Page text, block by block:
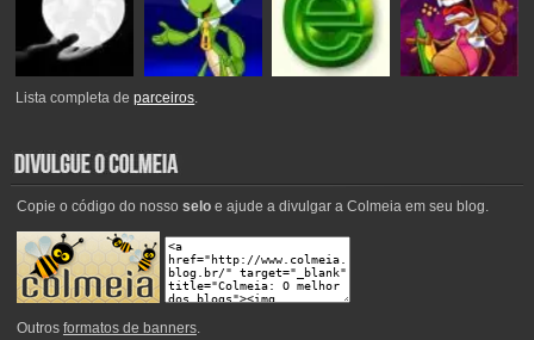
Lista completa deparceiros.
Copie o código do nosso seloe ajude a divulgar a Colmeia em seu blog.
Outros formatos de banners.